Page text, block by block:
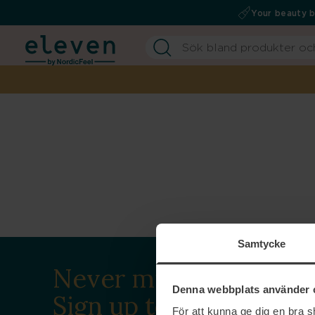
Samtycke
Denna webbplats använder
För att kunna ge dig en bra
Your beauty
Never miss a beat.
Sign up to our